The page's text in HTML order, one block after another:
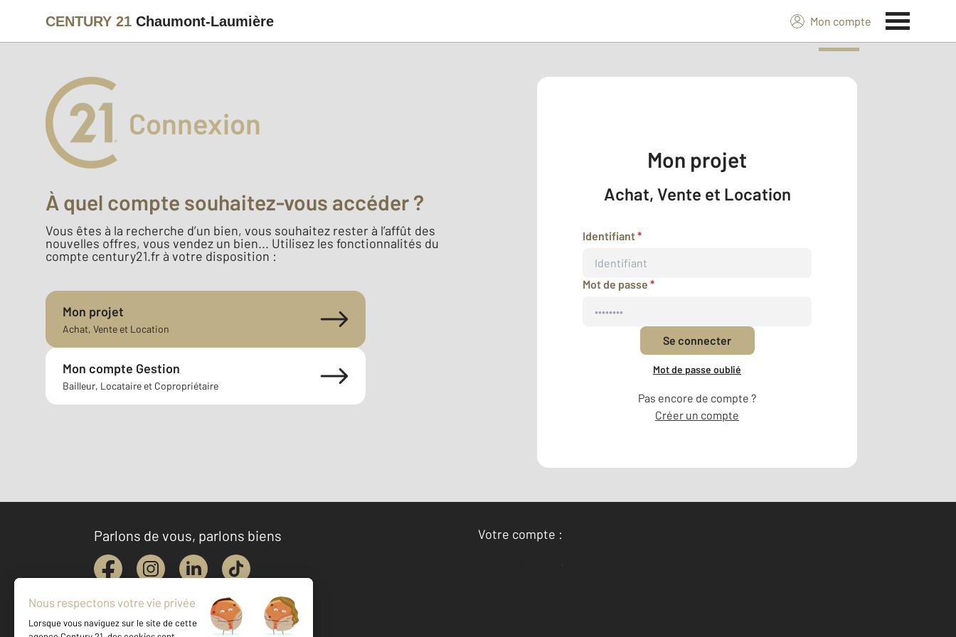
CENTURY 21 Chaumont-Laumière Mon compte
Connexion
À quel compte souhaitez-vous accéder ?
Vous êtes à la recherche d’un bien, vous souhaitez rester à l’affût des
nouvelles offres, vous vendez un bien... Utilisez les fonctionnalités du
compte century21.fr à votre disposition :
Mon projet
Achat, Vente et Location
Mon compte Gestion
Bailleur, Locataire et Copropriétaire
Mon projet
Achat, Vente et Location
Identifiant*
Mot de passe *
Se connecter
Mot de passe oublié
Pas encore de compte ?
Créer un compte
Parlons de vous, parlons biens
Votre compte :
Accéder à mon compte